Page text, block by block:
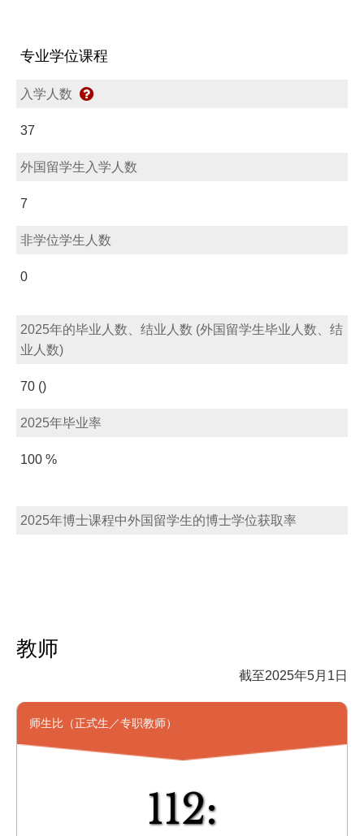
专业学位课程
入学人数
37
外国留学生入学人数
7
非学位学生人数
0
2025年的毕业人数、结业人数 (外国留学生毕业人数、结
业人数)
70 ()
2025年毕业率
100 %
2025年博士课程中外国留学生的博士学位获取率
教师
截至2025年5月1日
师生比（正式生／专职教师）
112: